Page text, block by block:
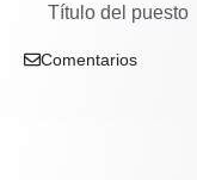
Título del puesto
Comentarios